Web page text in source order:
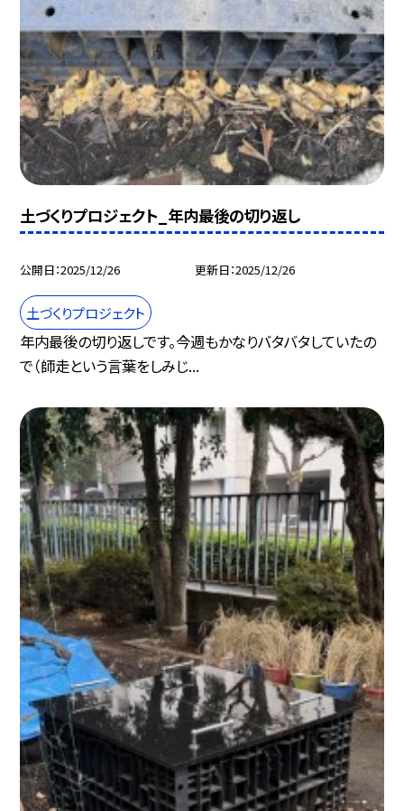
土づくりプロジェクト_年内最後の切り返し
公開日 2025/12/26 更新日 2025/12/26
土づくりプロジェクト
年内最後の切り返しです。今週もかなりバタバタしていたの
で（師走という言葉をしみじ...